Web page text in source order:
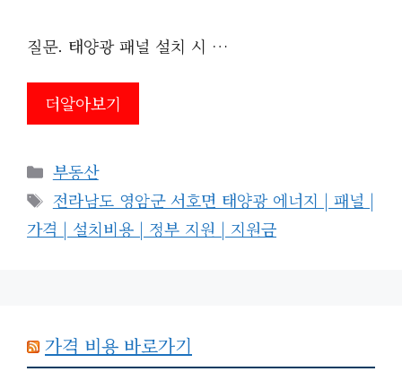
질문. 태양광 패널 설치 시 …
더알아보기
카
테
고
리
부동산
태
그
전라남도 영암군 서호면 태양광 에너지 | 패널 |
가격 | 설치비용 | 정부 지원 | 지원금
가격 비용 바로가기